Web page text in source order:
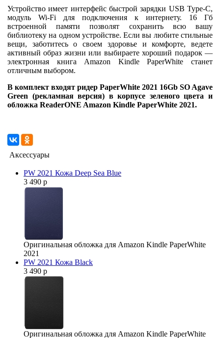
Устройство имеет интерфейс быстрой зарядки USB Type-C,
модуль Wi-Fi для подключения к интернету. 16 Гб
встроенной памяти позволят сохранить всю вашу
библиотеку на одном устройстве. Если вы любите стильные
вещи, заботитесь о своем здоровье и комфорте, ведете
активный образ жизни или выбираете хороший подарок —
электронная книга Amazon Kindle PaperWhite станет
отличным выбором.
В комплект входят ридер PaperWhite 2021 16Gb SO Agave
Green (рекламная версия) в корпусе зеленого цвета и
обложка ReaderONE Amazon Kindle PaperWhite 2021.
Аксессуары
PW 2021 Кожа Deep Sea Blue
3 490 р
Оригинальная обложка для Amazon Kindle PaperWhite
2021
PW 2021 Кожа Black
3 490 р
Оригинальная обложка для Amazon Kindle PaperWhite